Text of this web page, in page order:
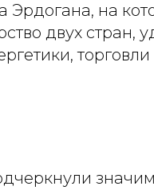
на
двух стран,
торговли